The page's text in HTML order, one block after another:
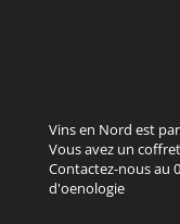
Vins en Nord est
Vous avez un
Contactez-nous au
d'oenologie